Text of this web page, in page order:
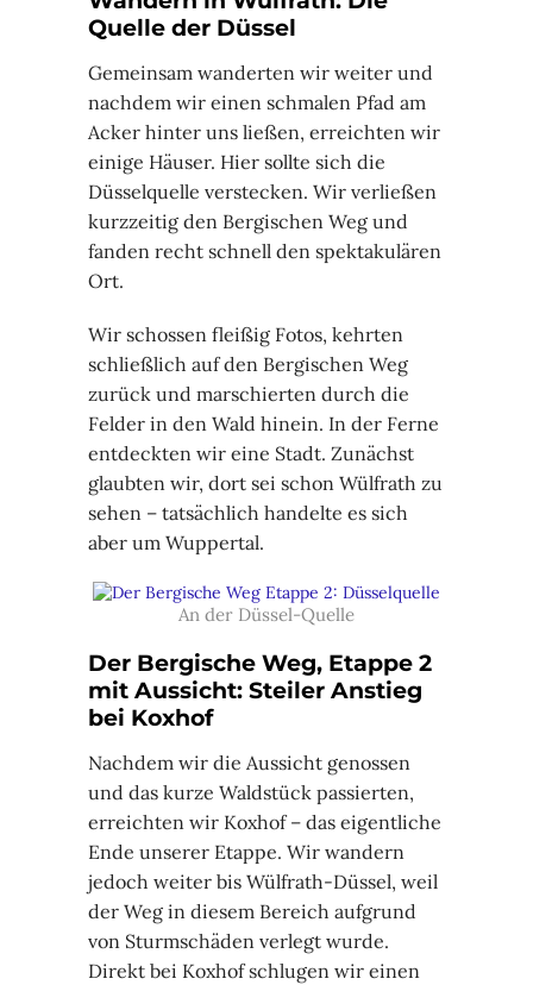
Quelle der Düssel
Gemeinsam wanderten wir weiter und
nachdem wir einen schmalen Pfad am
Acker hinter uns ließen, erreichten wir
einige Häuser. Hier sollte sich die
Düsselquelle verstecken. Wir verließen
kurzzeitig den Bergischen Weg und
fanden recht schnell den spektakulären
Ort.
Wir schossen fleißig Fotos, kehrten
schließlich auf den Bergischen Weg
zurück und marschierten durch die
Felder in den Wald hinein. In der Ferne
entdeckten wir eine Stadt. Zunächst
glaubten wir, dort sei schon Wülfrath zu
sehen – tatsächlich handelte es sich
aber um Wuppertal.
An der Düssel-Quelle
Der Bergische Weg, Etappe 2
mit Aussicht: Steiler Anstieg
bei Koxhof
Nachdem wir die Aussicht genossen
und das kurze Waldstück passierten,
erreichten wir Koxhof – das eigentliche
Ende unserer Etappe. Wir wandern
jedoch weiter bis Wülfrath-Düssel, weil
der Weg in diesem Bereich aufgrund
von Sturmschäden verlegt wurde.
Direkt bei Koxhof schlugen wir einen